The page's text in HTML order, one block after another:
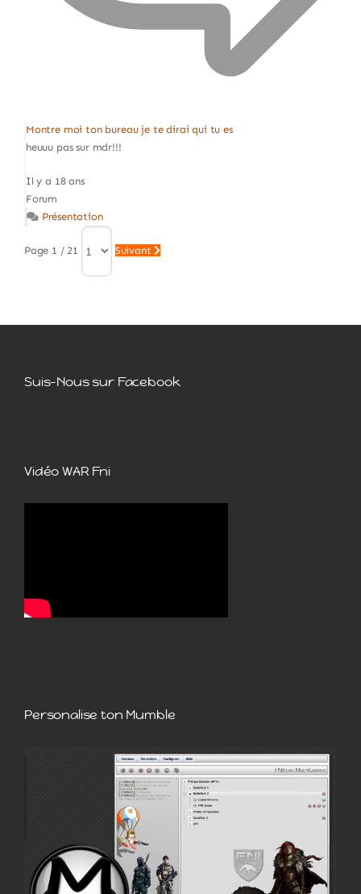
Montre moi ton bureau je te dirai qui tu es
heuuu pas sur mdr!!!
Il y a 18 ans
Forum
Présentation
Page 1 / 21 Suivant
Suis-Nous sur Facebook
Vidéo WAR Fni
Personalise ton Mumble